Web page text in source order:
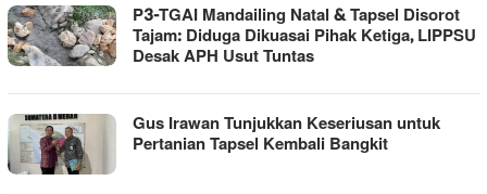
P3-TGAI Mandailing Natal & Tapsel Disorot
Tajam: Diduga Dikuasai Pihak Ketiga, LIPPSU
Desak APH Usut Tuntas
Gus Irawan Tunjukkan Keseriusan untuk
Pertanian Tapsel Kembali Bangkit